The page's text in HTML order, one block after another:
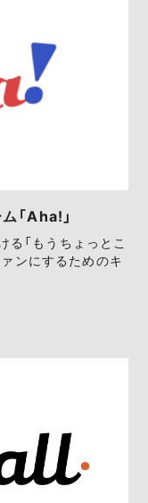
「Aha!」
る「もうちょっとこ
ンにするためのキ